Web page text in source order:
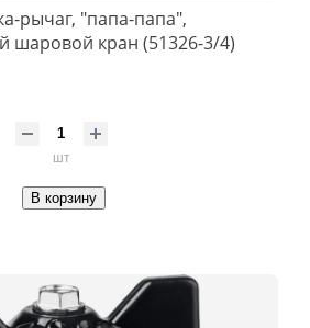
рычаг, ″папа-папа″,
шаровой кран (51326-3/4)
шт
В корзину